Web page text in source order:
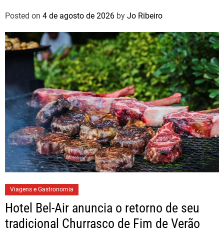
Posted on 4 de agosto de 2026 by Jo Ribeiro
Viagens e Gastronomia
Hotel Bel-Air anuncia o retorno de seu
tradicional Churrasco de Fim de Verão